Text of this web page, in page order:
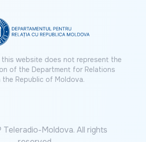
website does not represent the
of the Department for Relations
Republic of Moldova.
Moldova. All rights